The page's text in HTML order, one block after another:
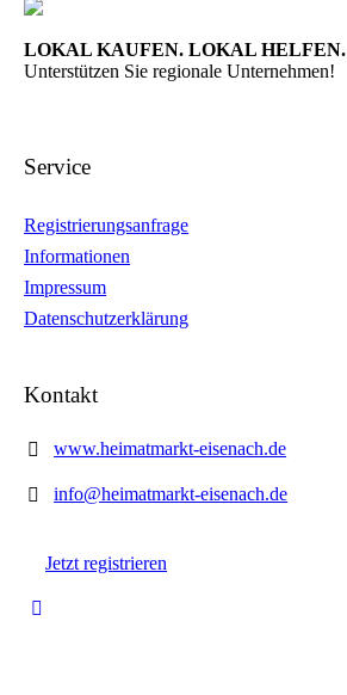
LOKAL KAUFEN. LOKAL HELFEN.
Unterstützen Sie regionale Unternehmen!
Service
Registrierungsanfrage
Informationen
Impressum
Datenschutzerklärung
Kontakt
www.heimatmarkt-eisenach.de
info@heimatmarkt-eisenach.de
Jetzt registrieren